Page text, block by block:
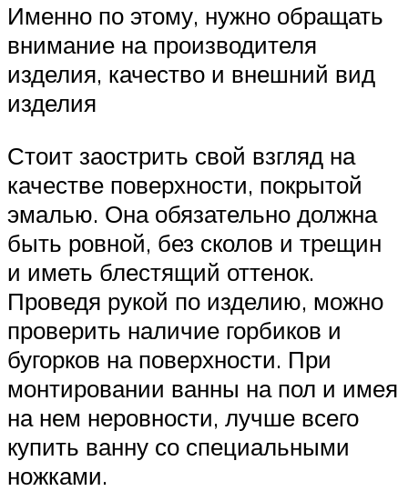
Именно по этому, нужно обращать
внимание на производителя
изделия, качество и внешний вид
изделия
Стоит заострить свой взгляд на
качестве поверхности, покрытой
эмалью. Она обязательно должна
быть ровной, без сколов и трещин
и иметь блестящий оттенок.
Проведя рукой по изделию, можно
проверить наличие горбиков и
бугорков на поверхности. При
монтировании ванны на пол и имея
на нем неровности, лучше всего
купить ванну со специальными
ножками.